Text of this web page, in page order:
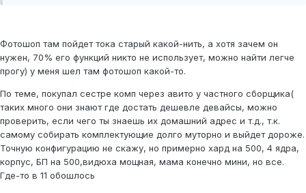
Фотошоп там пойдет тока старый какой-нить, а хотя зачем он
нужен, 70% его функций никто не использует, можно найти легче
прогу) у меня шел там фотошоп какой-то.
По теме, покупал сестре комп через авито у частного сборщика(
таких много они знают где достать дешевле девайсы, можно
проверить, если чего ты знаешь их домашний адрес и т.д., т.к.
самому собирать комплектующие долго муторно и выйдет дороже.
Точную конфигурацию не скажу, но примерно хард на 500, 4 ядра,
корпус, БП на 500,видюха мощная, мама конечно мини, но все.
Где-то в 11 обошлось